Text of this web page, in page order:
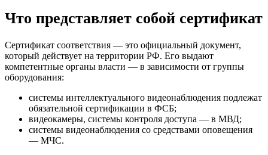
Что представляет собой сертификат
Сертификат соответствия — это официальный документ,
который действует на территории РФ. Его выдают
компетентные органы власти — в зависимости от группы
оборудования:
системы интеллектуального видеонаблюдения подлежат
обязательной сертификации в ФСБ;
видеокамеры, системы контроля доступа — в МВД;
системы видеонаблюдения со средствами оповещения
— МЧС.